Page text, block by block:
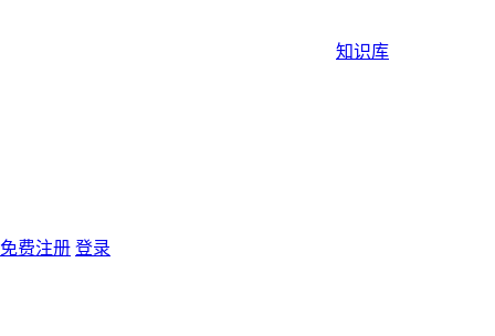
知识库
免费注册 登录